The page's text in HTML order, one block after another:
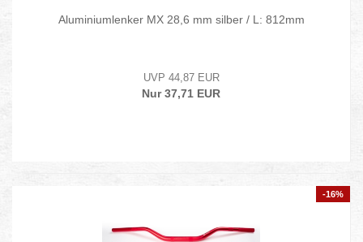
Aluminiumlenker MX 28,6 mm silber / L: 812mm
UVP 44,87 EUR
Nur 37,71 EUR
-16%